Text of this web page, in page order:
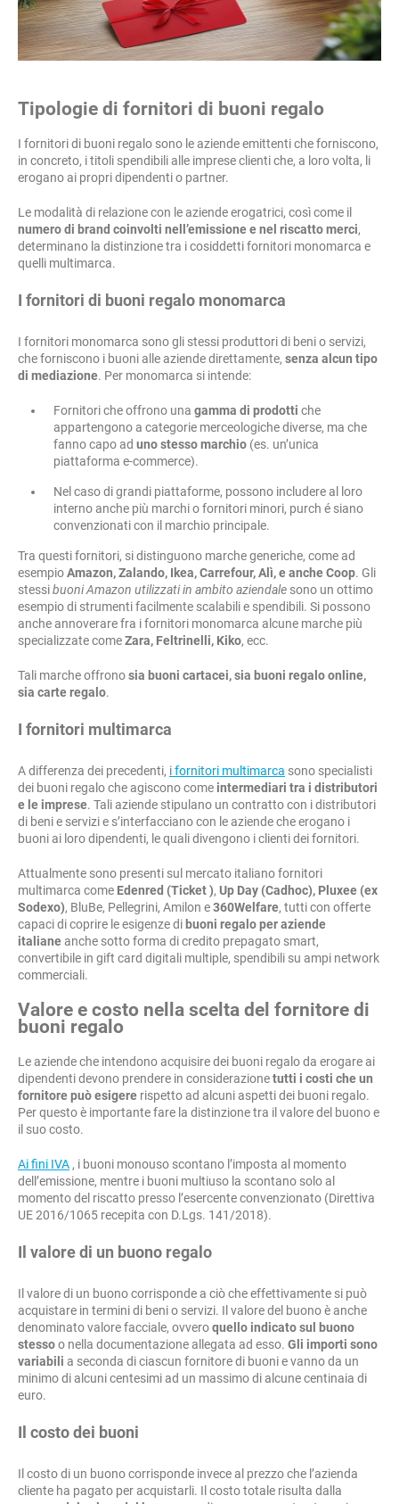
Tipologie di fornitori di buoni regalo
I fornitori di buoni regalo sono le aziende emittenti che forniscono,
in concreto, i titoli spendibili alle imprese clienti che, a loro volta, li
erogano ai propri dipendenti o partner.
Le modalità di relazione con le aziende erogatrici, così come il
numero di brand coinvolti nell’emissione e nel riscatto merci,
determinano la distinzione tra i cosiddetti fornitori monomarca e
quelli multimarca.
I fornitori di buoni regalo monomarca
I fornitori monomarca sono gli stessi produttori di beni o servizi,
che forniscono i buoni alle aziende direttamente, senza alcun tipo
di mediazione. Per monomarca si intende:
Fornitori che offrono una gamma di prodotti che
appartengono a categorie merceologiche diverse, ma che
fanno capo ad uno stesso marchio (es. un’unica
piattaforma e-commerce).
Nel caso di grandi piattaforme, possono includere al loro
interno anche più marchi o fornitori minori, purch é siano
convenzionati con il marchio principale.
Tra questi fornitori, si distinguono marche generiche, come ad
esempioAmazon, Zalando, Ikea, Carrefour, Alì, e anche Coop. Gli
stessibuoni Amazon utilizzati in ambito aziendale sono un ottimo
esempio di strumenti facilmente scalabili e spendibili. Si possono
anche annoverare fra i fornitori monomarca alcune marche più
specializzate comeZara, Feltrinelli, Kiko, ecc.
Tali marche offronosia buoni cartacei, sia buoni regalo online,
sia carte regalo.
I fornitori multimarca
A differenza dei precedenti, i fornitori multimarca sono specialisti
dei buoni regalo che agiscono come intermediari tra i distributori
e le imprese. Tali aziende stipulano un contratto con i distributori
di beni e servizi e s’interfacciano con le aziende che erogano i
buoni ai loro dipendenti, le quali divengono i clienti dei fornitori.
Attualmente sono presenti sul mercato italiano fornitori
multimarca come Edenred (Ticket ), Up Day (Cadhoc), Pluxee (ex
Sodexo), BluBe, Pellegrini, Amilon e360Welfare, tutti con offerte
capaci di coprire le esigenze di buoni regalo per aziende
italianeanche sotto forma di credito prepagato smart,
convertibile in gift card digitali multiple, spendibili su ampi network
commerciali.
Valore e costo nella scelta del fornitore di
buoni regalo
Le aziende che intendono acquisire dei buoni regalo da erogare ai
dipendenti devono prendere in considerazionetutti i costi che un
fornitore può esigere rispetto ad alcuni aspetti dei buoni regalo.
Per questo è importante fare la distinzione tra il valore del buono e
il suo costo.
Ai fini IVA , i buoni monouso scontano l’imposta al momento
dell’emissione, mentre i buoni multiuso la scontano solo al
momento del riscatto presso l’esercente convenzionato (Direttiva
UE 2016/1065 recepita con D.Lgs. 141/2018).
Il valore di un buono regalo
Il valore di un buono corrisponde a ciò che effettivamente si può
acquistare in termini di beni o servizi. Il valore del buono è anche
denominato valore facciale, ovveroquello indicato sul buono
stessoo nella documentazione allegata ad esso. Gli importi sono
variabili a seconda di ciascun fornitore di buoni e vanno da un
minimo di alcuni centesimi ad un massimo di alcune centinaia di
euro.
Il costo dei buoni
Il costo di un buono corrisponde invece al prezzo che l’azienda
cliente ha pagato per acquistarli. Il costo totale risulta dalla